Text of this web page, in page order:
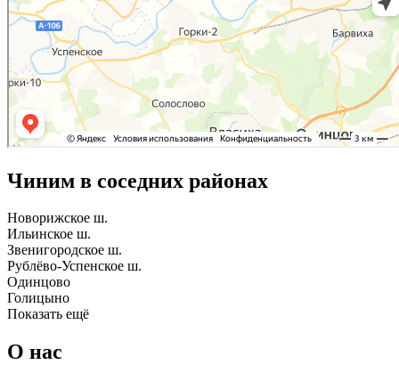
Чиним в соседних районах
Новорижское ш.
Ильинское ш.
Звенигородское ш.
Рублёво-Успенское ш.
Одинцово
Голицыно
Показать ещё
О нас